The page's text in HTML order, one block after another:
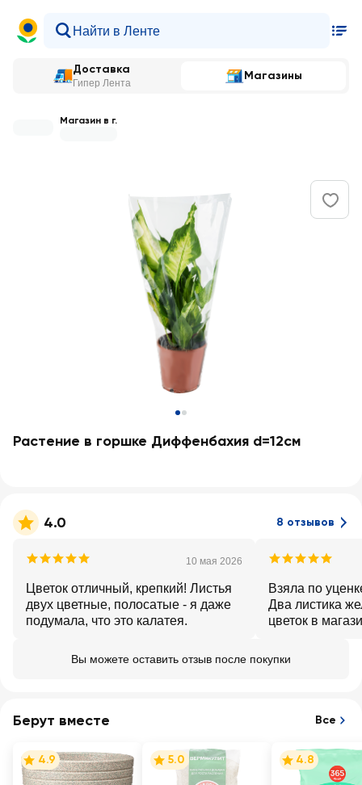
Доставка
Гипер Лента
Магазины
Магазин в г.
Растение в горшке Диффенбахия d=12см
4.0 8 отзывов
10 мая 2026
Цветок отличный, крепкий! Листья
двух цветные, полосатые - я даже
подумала, что это калатея.
Взяла по
Два листика
цветок в
Вы можете оставить отзыв после покупки
Берут вместе Все
4.9 5.0 4.8